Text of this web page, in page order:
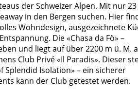
der Schweizer Alpen. Mit nur 23
in den Bergen suchen. Hier
Wohndesign, ausgezeichnete
Die «Chasa da Fö» –
und liegt auf über 2200 m ü. M.
Club Privé «Il Paradis». Dieser
Splendid Isolation» – ein sicherer
kann der Club getestet werden.